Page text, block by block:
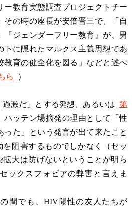
ー教育実態調査プロジェクトチー
その時の座長が安倍晋三で、「自
『ジェンダーフリー教育』が、男
下に隠れたマルクス主義思想であ
教育の健全化を図る」などと述べ
ら ）
激だ」とする発想、あるいは 第
ハッテン場摘発の理由として「性
った」という発言が出て来たこと
阻害するものでしかなく（セッ
大は防げないということが明ら
ックスフォビアの弊害と言えま
間でも、HIV陽性の友人たちが